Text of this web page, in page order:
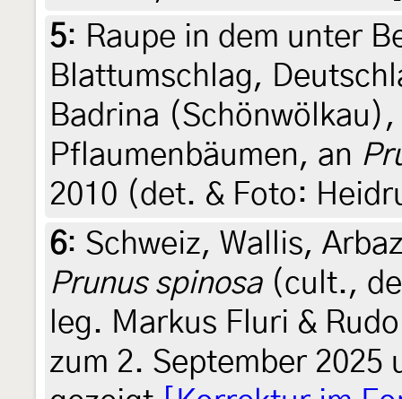
5: Raupe in dem unter
Blattumschlag,
Badrina
Pflaumenbäumen, an
2010 (det. & Foto:
6: Schweiz, Wallis,
Prunus spinosa(cult.,
leg. Markus Fluri &
zum 2. September 2025